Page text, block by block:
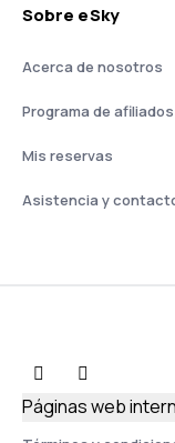
Sobre eSky
Acerca de nosotros
Programa de afiliados
Mis reservas
Asistencia y
Páginas web